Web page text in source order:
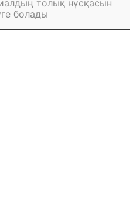
толық нұсқасын
болады